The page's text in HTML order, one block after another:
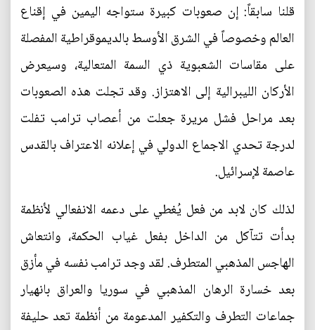
قلنا سابقاً: إن صعوبات كبيرة ستواجه اليمين في إقناع
العالم وخصوصاً في الشرق الأوسط بالديموقراطية المفصلة
على مقاسات الشعبوية ذي السمة المتعالية، وسيعرض
الأركان الليبرالية إلى الاهتزاز. وقد تجلت هذه الصعوبات
بعد مراحل فشل مريرة جعلت من أعصاب ترامب تفلت
لدرجة تحدي الاجماع الدولي في إعلانه الاعتراف بالقدس
عاصمة لإسرائيل.
لذلك كان لابد من فعل يُغطي على دعمه الانفعالي لأنظمة
بدأت تتآكل من الداخل بفعل غياب الحكمة، وانتعاش
الهاجس المذهبي المتطرف. لقد وجد ترامب نفسه في مأزق
بعد خسارة الرهان المذهبي في سوريا والعراق بانهيار
جماعات التطرف والتكفير المدعومة من أنظمة تعد حليفة